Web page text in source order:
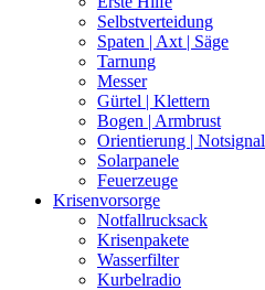
Selbstverteidung
Spaten | Axt | Säge
Tarnung
Messer
Gürtel | Klettern
Bogen | Armbrust
Orientierung | Notsignal
Solarpanele
Feuerzeuge
Krisenvorsorge
Notfallrucksack
Krisenpakete
Wasserfilter
Kurbelradio